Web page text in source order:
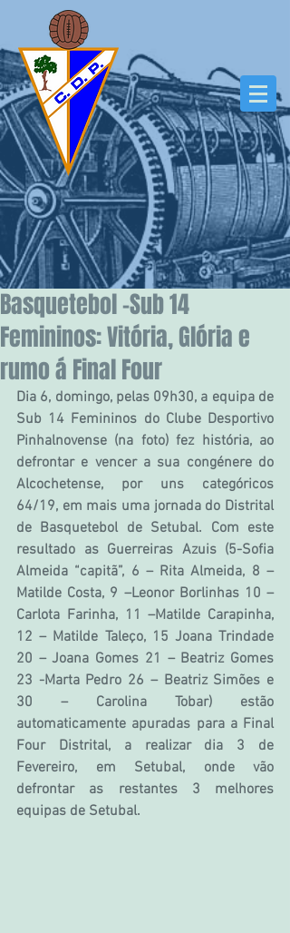
Basquetebol –Sub 14
Femininos: Vitória, Glória e
rumo á Final Four
Dia 6, domingo, pelas 09h30, a equipa de
Sub 14 Femininos do Clube Desportivo
Pinhalnovense (na foto) fez história, ao
defrontar e vencer a sua congénere do
Alcochetense, por uns categóricos
64/19, em mais uma jornada do Distrital
de Basquetebol de Setubal. Com este
resultado as Guerreiras Azuis (5-Sofia
Almeida “capitã”, 6 – Rita Almeida, 8 –
Matilde Costa, 9 –Leonor Borlinhas 10 –
Carlota Farinha, 11 –Matilde Carapinha,
12 – Matilde Taleço, 15 Joana Trindade
20 – Joana Gomes 21 – Beatriz Gomes
23 -Marta Pedro 26 – Beatriz Simões e
30 – Carolina Tobar) estão
automaticamente apuradas para a Final
Four Distrital, a realizar dia 3 de
Fevereiro, em Setubal, onde vão
defrontar as restantes 3 melhores
equipas de Setubal.